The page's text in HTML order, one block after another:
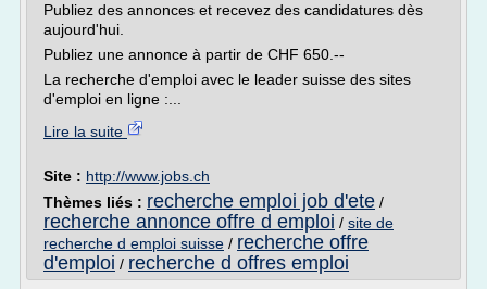
Publiez des annonces et recevez des candidatures dès
aujourd'hui.
Publiez une annonce à partir de CHF 650.--
La recherche d'emploi avec le leader suisse des sites
d'emploi en ligne :...
Lire la suite
Site : http://www.jobs.ch
Thèmes liés : recherche emploi job d'ete /
recherche annonce offre d emploi / site de
recherche d emploi suisse / recherche offre
d'emploi / recherche d offres emploi